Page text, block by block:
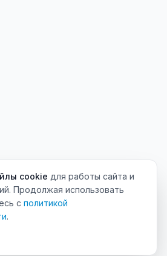
cookie для работы сайта и
Продолжая использовать
с политикой
.